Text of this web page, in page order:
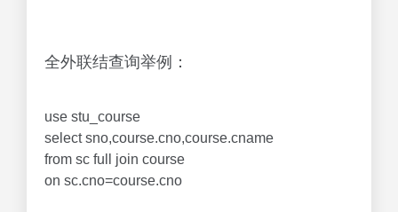
全外联结查询举例：
use stu_course
select sno,course.cno,course.cname
from sc full join course
on sc.cno=course.cno